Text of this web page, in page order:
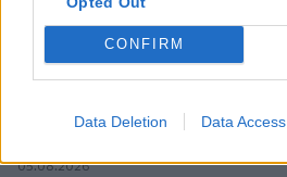
CONFIRM
Data Deletion Data Access
Ε.Ε και παράνομη μετανάστευση:
παρονομαστή το κοινό συμφέρον
Αντώνης Βουκλαρής - «ΕΡΡΙΚΟΣ
05.08.2026